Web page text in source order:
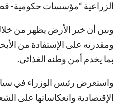
الزراعية “مؤسسات حكومية-
وبين أن خير الأرض يظهر من
ومقدرته على الإستفادة من
بما يخدم أمن وطنه الغذائي.
واستعرض رئيس الوزراء في
الإقتصادية وانعكاساتها على